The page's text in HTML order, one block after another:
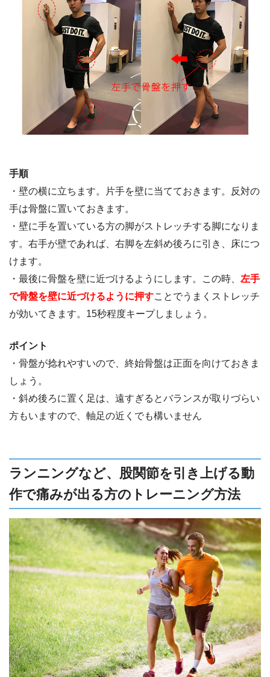
手順
・壁の横に立ちます。片手を壁に当てておきます。反対の
手は骨盤に置いておきます。
・壁に手を置いている方の脚がストレッチする脚になりま
す。右手が壁であれば、右脚を左斜め後ろに引き、床につ
けます。
・最後に骨盤を壁に近づけるようにします。この時、 左手
で骨盤を壁に近づけるように押すことでうまくストレッチ
が効いてきます。15秒程度キープしましょう。
ポイント
・骨盤が捻れやすいので、終始骨盤は正面を向けておきま
しょう。
・斜め後ろに置く足は、遠すぎるとバランスが取りづらい
方もいますので、軸足の近くでも構いません
ランニングなど、股関節を引き上げる動
作で痛みが出る方のトレーニング方法